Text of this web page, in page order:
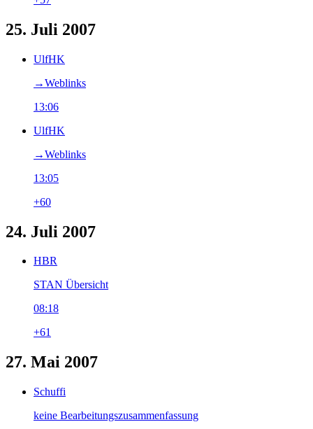
25. Juli 2007
UlfHK
→‎Weblinks
13:06
UlfHK
→‎Weblinks
13:05
+60
24. Juli 2007
HBR
STAN Übersicht
08:18
+61
27. Mai 2007
Schuffi
keine Bearbeitungszusammenfassung